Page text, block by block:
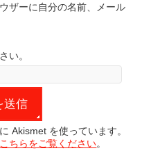
ザーに自分の名前、メール
い。
Akismet を使っています。
ちらをご覧ください。